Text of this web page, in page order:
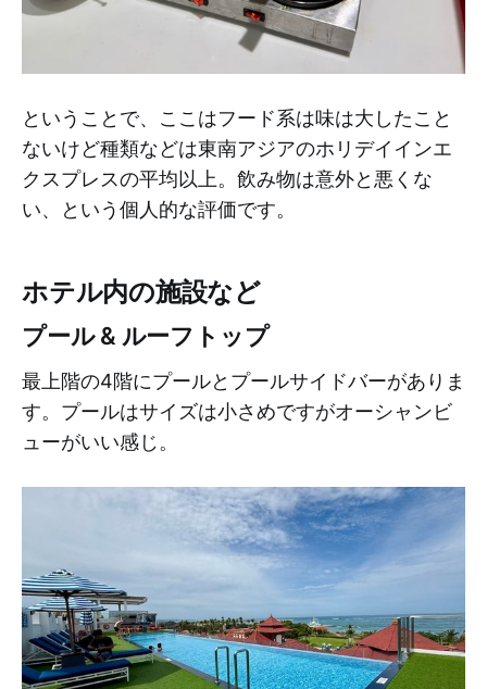
ということで、ここはフード系は味は大したこと
ないけど種類などは東南アジアのホリデイインエ
クスプレスの平均以上。飲み物は意外と悪くな
い、という個人的な評価です。
ホテル内の施設など
プール & ルーフトップ
最上階の4階にプールとプールサイドバーがありま
す。プールはサイズは小さめですがオーシャンビ
ューがいい感じ。